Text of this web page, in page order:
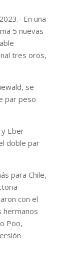
En una
5 nuevas
tres oros,
se
par peso
Eber
doble par
para Chile,
con el
hermanos
Poo,